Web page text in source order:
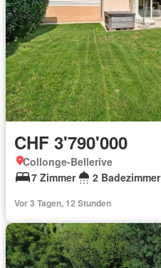
CHF 3'790'000
Collonge-Bellerive
7 Zimmer
2 Badezimmer
Vor 3 Tagen, 12 Stunden